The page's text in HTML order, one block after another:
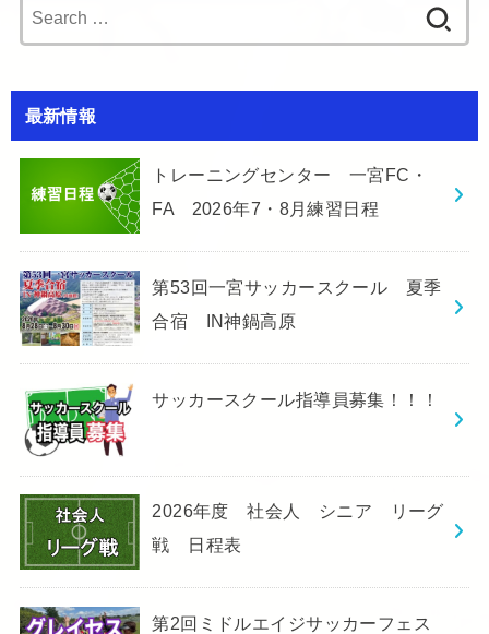
for:
最新情報
トレーニングセンター 一宮FC・
FA 2026年7・8月練習日程
第53回一宮サッカースクール 夏季
合宿 IN神鍋高原
サッカースクール指導員募集！！！
2026年度 社会人 シニア リーグ
戦 日程表
第2回ミドルエイジサッカーフェス